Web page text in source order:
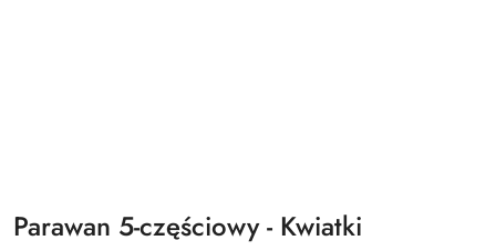
Parawan 5-częściowy - Kwiatki